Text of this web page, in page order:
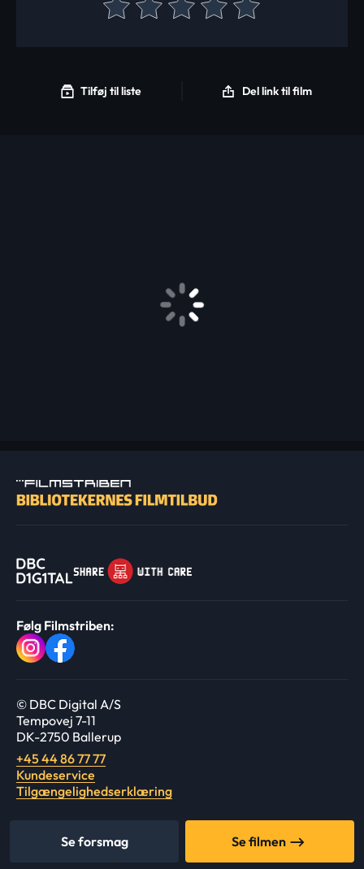
Se forsmag Se filmen
Tilføj til liste Del link til film
Følg Filmstriben:
© DBC Digital A/S
Tempovej 7-11
DK-2750 Ballerup
+45 44 86 77 77
Kundeservice
Tilgængelighedserklæring